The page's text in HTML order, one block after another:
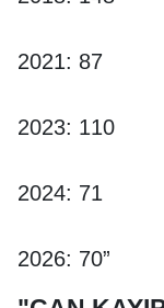
2021: 87
2023: 110
2024: 71
2026: 70”